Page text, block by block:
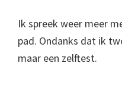
Ik spreek weer meer
pad. Ondanks dat ik
maar een zelftest.